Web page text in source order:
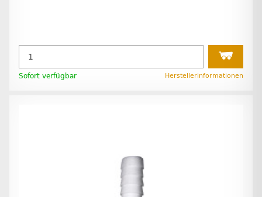
Sofort verfügbar Herstellerinformationen